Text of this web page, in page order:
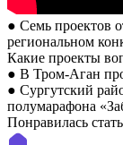
● Семь проектов
региональном
Какие проекты
● В Тром-Аган
● Сургутский
полумарафона
Понравилась